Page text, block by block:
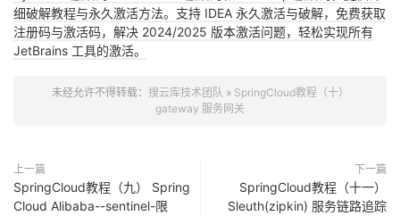
细破解教程与永久激活方法。支持 IDEA 永久激活与破解，免费获取
注册码与激活码，解决 2024/2025 版本激活问题，轻松实现所有
JetBrains 工具的激活。
未经允许不得转载： 搜云库技术团队 » SpringCloud教程（十）
gateway 服务网关
上一篇
SpringCloud教程（九） Spring
Cloud Alibaba--sentinel-限
下一篇
SpringCloud教程（十一）
Sleuth(zipkin) 服务链路追踪